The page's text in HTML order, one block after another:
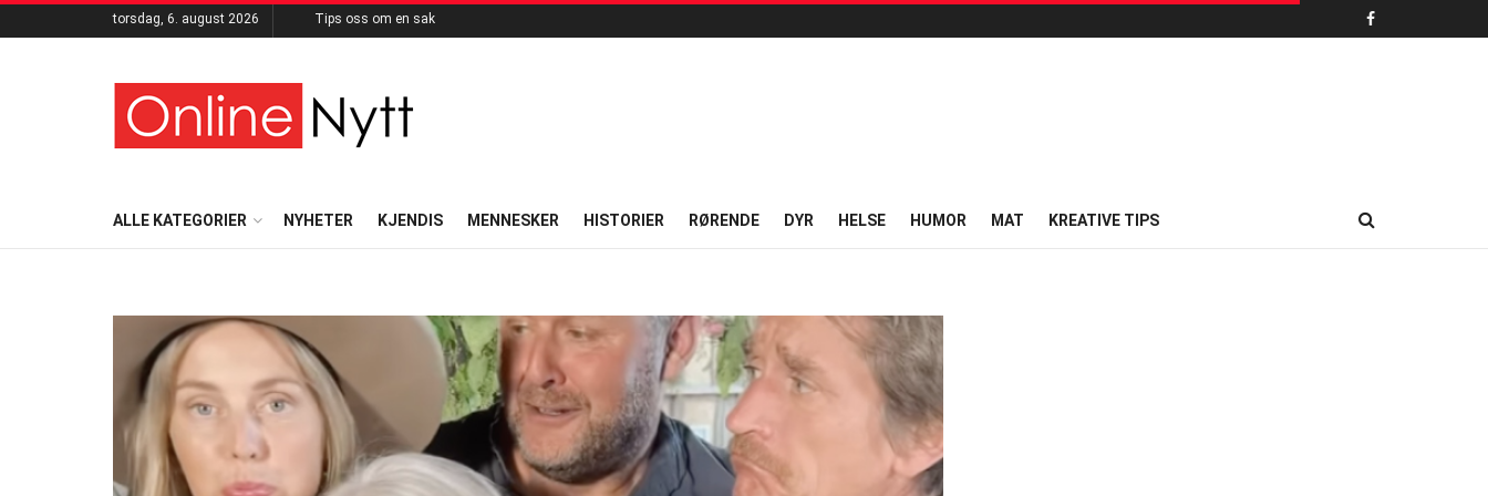
torsdag, 6. august 2026 Tips oss om en sak
ALLE KATEGORIER NYHETER KJENDIS MENNESKER HISTORIER RØRENDE DYR HELSE HUMOR MAT KREATIVE TIPS